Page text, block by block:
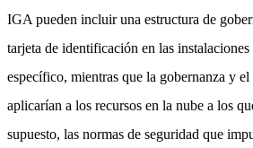
IGA pueden incluir una estructura de
tarjeta de identificación en las
específico, mientras que la gobernanza y
aplicarían a los recursos en la nube a los
supuesto, las normas de seguridad que